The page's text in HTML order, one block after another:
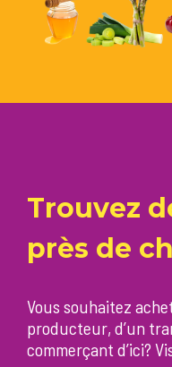
Trouvez
près de
Vous souhaitez
producteur, d’un
commerçant d’ici?